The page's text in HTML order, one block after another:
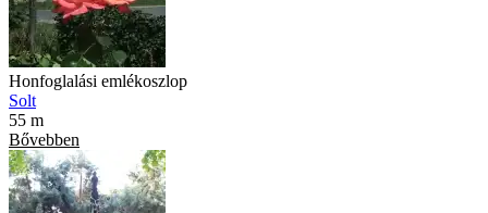
Honfoglalási emlékoszlop
Solt
55 m
Bővebben